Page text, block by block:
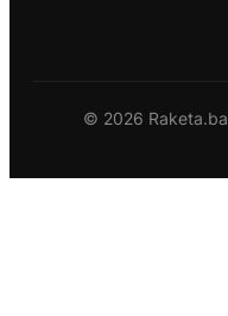
© 2026 Raketa.ba